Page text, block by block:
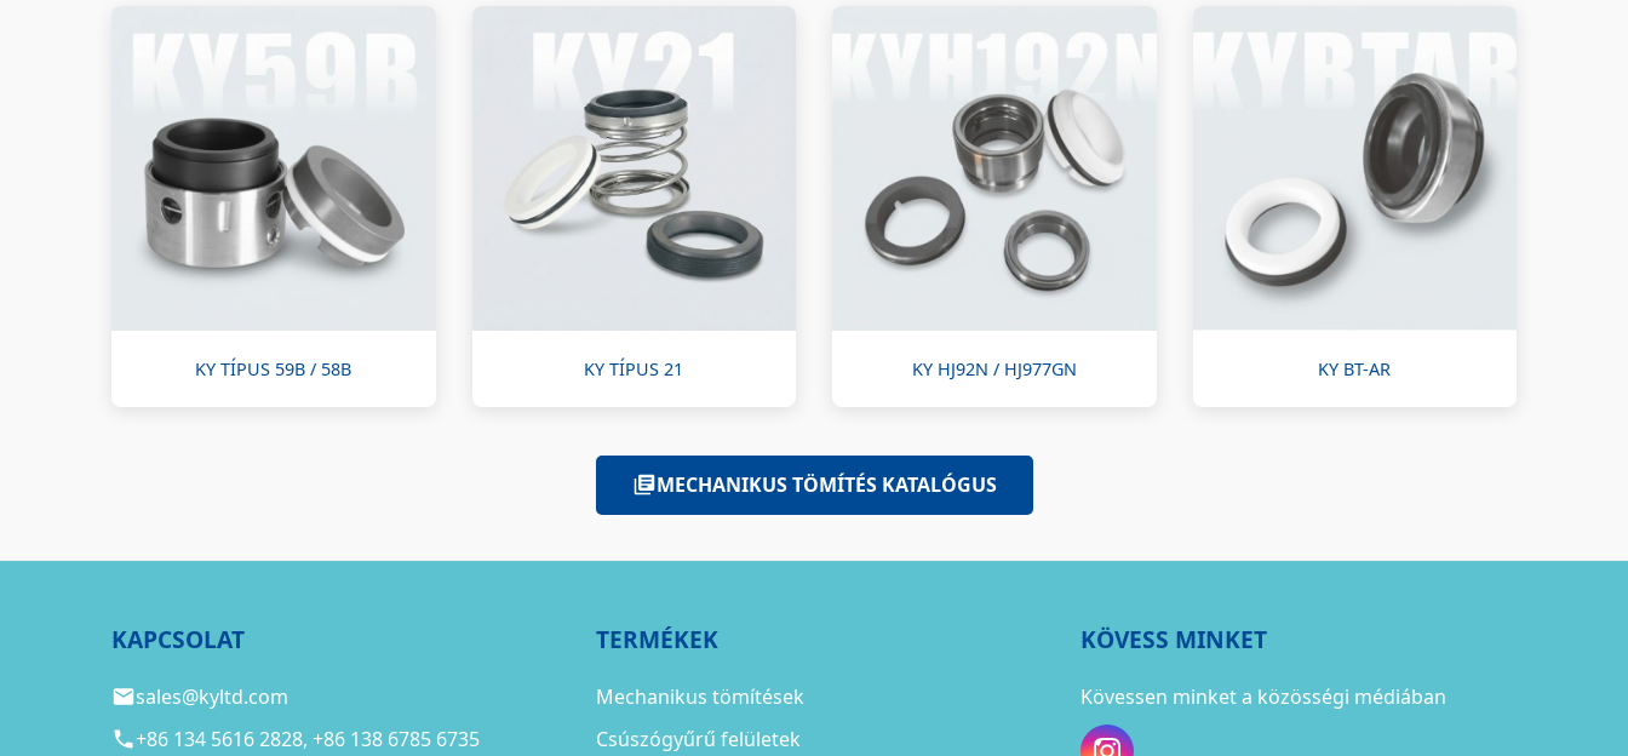
KY TÍPUS 59B / 58B KY TÍPUS 21 KY HJ92N / HJ977GN KY BT-AR
MECHANIKUS TÖMÍTÉS KATALÓGUS
KAPCSOLAT
sales@kyltd.com
+86 134 5616 2828, +86 138 6785 6735
TERMÉKEK
Mechanikus tömítések
Csúszógyűrű felületek
KÖVESS MINKET
Kövessen minket a közösségi médiában